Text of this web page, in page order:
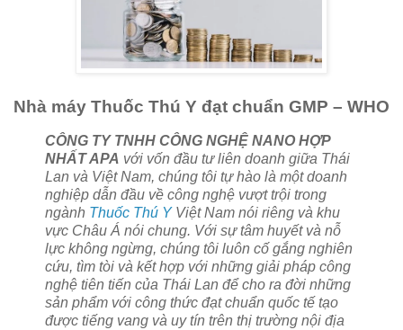
Nhà máy Thuốc Thú Y đạt chuẩn GMP – WHO
CÔNG TY TNHH CÔNG NGHỆ NANO HỢP
NHẤT APA với vốn đầu tư liên doanh giữa Thái
Lan và Việt Nam, chúng tôi tự hào là một doanh
nghiệp dẫn đầu về công nghệ vượt trội trong
ngành Thuốc Thú YViệt Nam nói riêng và khu
vực Châu Á nói chung. Với sự tâm huyết và nỗ
lực không ngừng, chúng tôi luôn cố gắng nghiên
cứu, tìm tòi và kết hợp với những giải pháp công
nghệ tiên tiến của Thái Lan để cho ra đời những
sản phẩm với công thức đạt chuẩn quốc tế tạo
được tiếng vang và uy tín trên thị trường nội địa